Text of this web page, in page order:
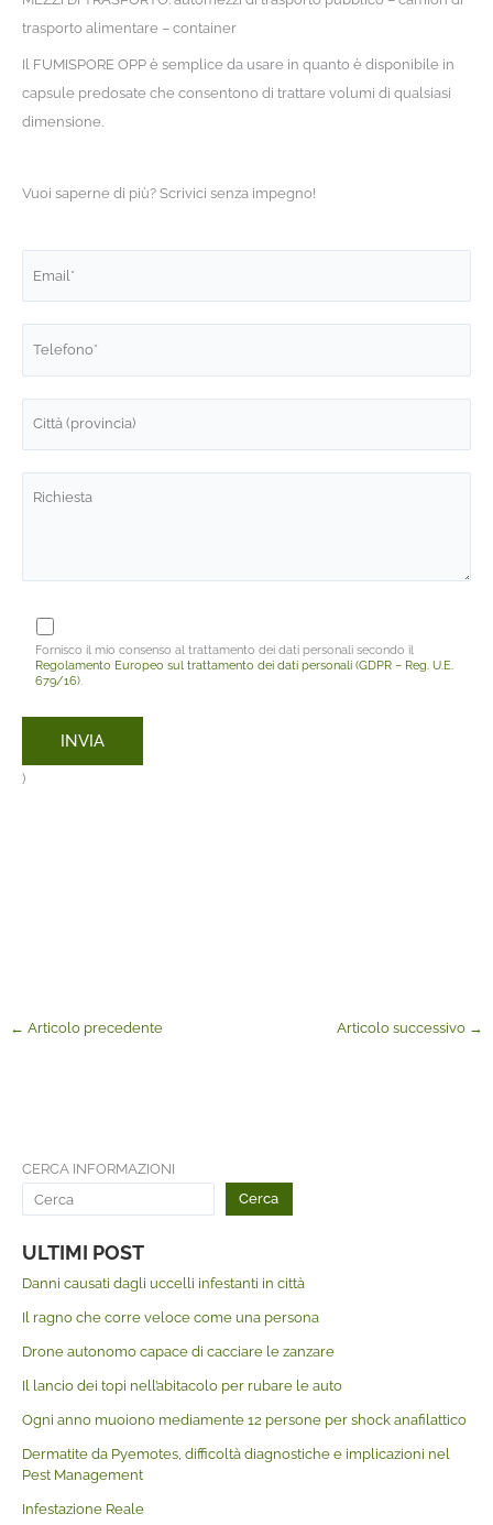
trasporto alimentare – container
Il FUMISPORE OPP è semplice da usare in quanto è disponibile in
capsule predosate che consentono di trattare volumi di qualsiasi
dimensione.
Vuoi saperne di più? Scrivici senza impegno!
Fornisco il mio consenso al trattamento dei dati personali secondo il
Regolamento Europeo sul trattamento dei dati personali (GDPR – Reg. U.E.
679/16).
)
← Articolo precedente Articolo successivo →
CERCA INFORMAZIONI
Cerca
ULTIMI POST
Danni causati dagli uccelli infestanti in città
Il ragno che corre veloce come una persona
Drone autonomo capace di cacciare le zanzare
Il lancio dei topi nell’abitacolo per rubare le auto
Ogni anno muoiono mediamente 12 persone per shock anafilattico
Dermatite da Pyemotes, difficoltà diagnostiche e implicazioni nel
Pest Management
Infestazione Reale